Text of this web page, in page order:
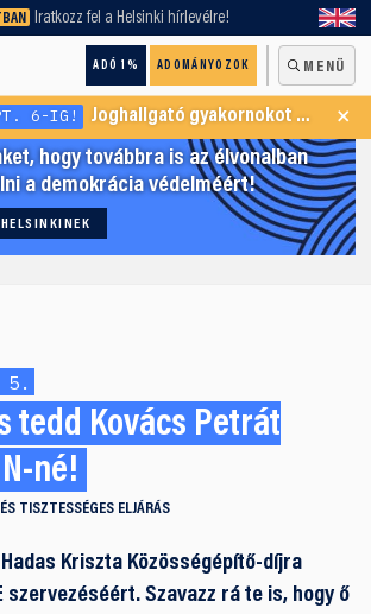
Iratkozz fel a Helsinki hírlevélre!
ADÓ 1% ADOMÁNYOZOK MENÜ
6-IG! Joghallgató gyakornokot keresünk Menekültügyi Programunkba ×
hogy továbbra is az élvonalban
a demokrácia védelméért!
5.
tedd Kovács Petrát
né!
TISZTESSÉGES ELJÁRÁS
Kriszta Közösségépítő-díjra
szervezéséért. Szavazz rá te is, hogy ő